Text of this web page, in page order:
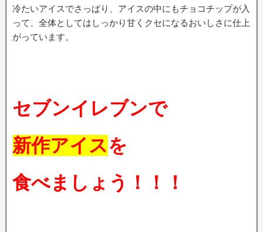
冷たいアイスでさっぱり、アイスの中にもチョコチップが入
って、全体としてはしっかり甘くクセになるおいしさに仕上
がっています。
セブンイレブンで
新作アイスを
食べましょう！！！